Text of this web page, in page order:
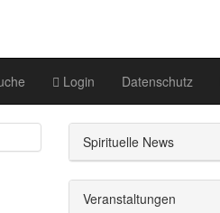
Login Datenschutz
Spirituelle News
Veranstaltungen